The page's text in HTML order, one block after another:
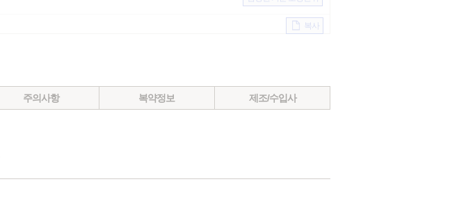
복사
주의사항 복약정보 제조/수입사